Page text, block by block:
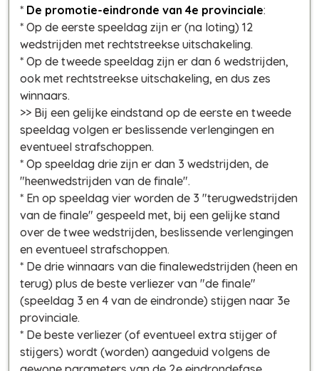
* De promotie-eindronde van 4e provinciale:
* Op de eerste speeldag zijn er (na loting) 12
wedstrijden met rechtstreekse uitschakeling.
* Op de tweede speeldag zijn er dan 6 wedstrijden,
ook met rechtstreekse uitschakeling, en dus zes
winnaars.
>> Bij een gelijke eindstand op de eerste en tweede
speeldag volgen er beslissende verlengingen en
eventueel strafschoppen.
* Op speeldag drie zijn er dan 3 wedstrijden, de
"heenwedstrijden van de finale".
* En op speeldag vier worden de 3 "terugwedstrijden
van de finale" gespeeld met, bij een gelijke stand
over de twee wedstrijden, beslissende verlengingen
en eventueel strafschoppen.
* De drie winnaars van die finalewedstrijden (heen en
terug) plus de beste verliezer van "de finale"
(speeldag 3 en 4 van de eindronde) stijgen naar 3e
provinciale.
* De beste verliezer (of eventueel extra stijger of
stijgers) wordt (worden) aangeduid volgens de